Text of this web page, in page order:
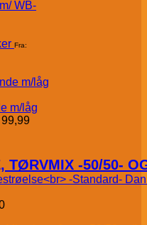
Fra:
m/låg
99,99
TØRVMIX -50/50-